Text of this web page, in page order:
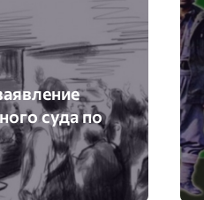
суда по